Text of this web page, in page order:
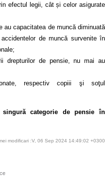
efectul legii, cât și celor asigurate
au capacitatea de muncă diminuată
de muncă survenite în
drepturilor de pensie, nu mai au
respectiv copiii şi soţul
categorie de pensie în
modificari :V, 06 Sep 2024 14:49:02 +0300